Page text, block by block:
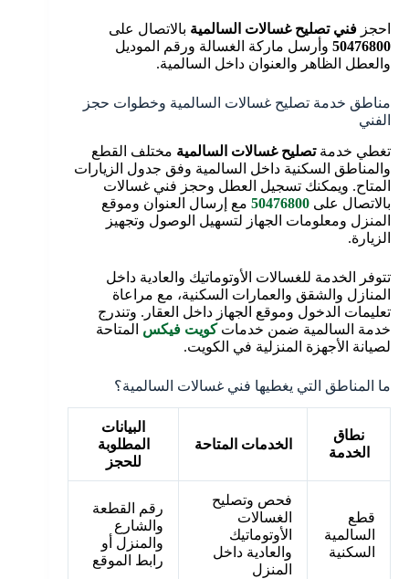
احجز فني تصليح غسالات السالمية بالاتصال على
50476800 وأرسل ماركة الغسالة ورقم الموديل
والعطل الظاهر والعنوان داخل السالمية.
مناطق خدمة تصليح غسالات السالمية وخطوات حجز
الفني
تغطي خدمةتصليح غسالات السالمية مختلف القطع
والمناطق السكنية داخل السالمية وفق جدول الزيارات
المتاح. ويمكنك تسجيل العطل وحجز فني غسالات
بالاتصال على 50476800 مع إرسال العنوان وموقع
المنزل ومعلومات الجهاز لتسهيل الوصول وتجهيز
الزيارة.
تتوفر الخدمة للغسالات الأوتوماتيك والعادية داخل
المنازل والشقق والعمارات السكنية، مع مراعاة
تعليمات الدخول وموقع الجهاز داخل العقار. وتندرج
خدمة السالمية ضمن خدماتكويت فيكس المتاحة
لصيانة الأجهزة المنزلية في الكويت.
ما المناطق التي يغطيها فني غسالات السالمية؟
نطاق
الخدمة
الخدمات المتاحة
البيانات
المطلوبة
للحجز
قطع
السالمية
السكنية
فحص وتصليح
الغسالات
الأوتوماتيك
والعادية داخل
المنزل
رقم القطعة
والشارع
والمنزل أو
رابط الموقع